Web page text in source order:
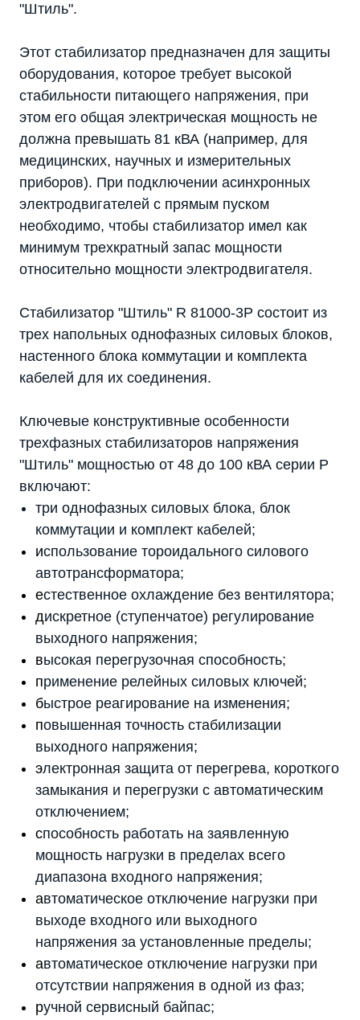
"Штиль".
Этот стабилизатор предназначен для защиты
оборудования, которое требует высокой
стабильности питающего напряжения, при
этом его общая электрическая мощность не
должна превышать 81 кВА (например, для
медицинских, научных и измерительных
приборов). При подключении асинхронных
электродвигателей с прямым пуском
необходимо, чтобы стабилизатор имел как
минимум трехкратный запас мощности
относительно мощности электродвигателя.
Стабилизатор "Штиль" R 81000-3P состоит из
трех напольных однофазных силовых блоков,
настенного блока коммутации и комплекта
кабелей для их соединения.
Ключевые конструктивные особенности
трехфазных стабилизаторов напряжения
"Штиль" мощностью от 48 до 100 кВА серии P
включают:
три однофазных силовых блока, блок
коммутации и комплект кабелей;
использование тороидального силового
автотрансформатора;
естественное охлаждение без вентилятора;
дискретное (ступенчатое) регулирование
выходного напряжения;
высокая перегрузочная способность;
применение релейных силовых ключей;
быстрое реагирование на изменения;
повышенная точность стабилизации
выходного напряжения;
электронная защита от перегрева, короткого
замыкания и перегрузки с автоматическим
отключением;
способность работать на заявленную
мощность нагрузки в пределах всего
диапазона входного напряжения;
автоматическое отключение нагрузки при
выходе входного или выходного
напряжения за установленные пределы;
автоматическое отключение нагрузки при
отсутствии напряжения в одной из фаз;
ручной сервисный байпас;